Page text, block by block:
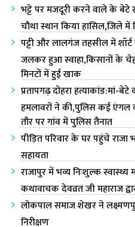
भट्टे पर मजदूरी करने वाले के
चौथा स्थान किया हासिल,जिले में
पट्टी और लालगंज तहसील में
जलकर हुआ स्वाहा,किसानों के
मिनटों में हुई खाक
प्रतापगढ़ दोहरा हत्याकांड:मां-
हमलावरों ने की,पुलिस कई
तौर पर गांव में पुलिस तैनात
पीड़ित परिवार के घर पहुंचे
सहायता
राजापुर में भव्य निःशुल्क
कथावाचक देवव्रत जी महाराज
लोकपाल समाज शेखर ने
निरीक्षण